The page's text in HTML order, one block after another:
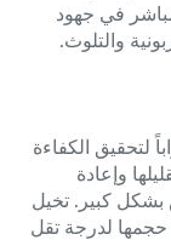
في جهود
والتلوث.
لتحقيق الكفاءة
وإعادة
بشكل كبير. تخيل
حجمها لدرجة تقل